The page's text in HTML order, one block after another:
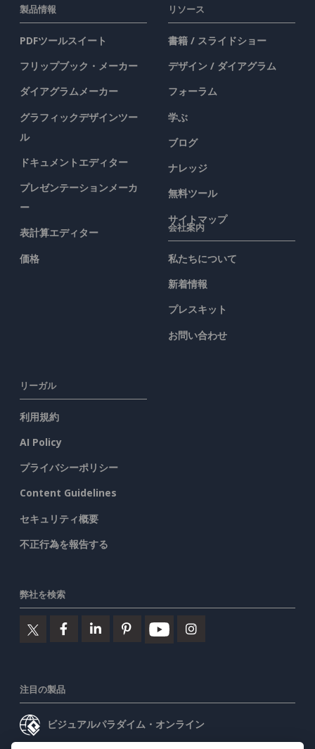
製品情報
PDFツールスイート
フリップブック・メーカー
ダイアグラムメーカー
グラフィックデザインツー
ル
ドキュメントエディター
プレゼンテーションメーカ
ー
表計算エディター
価格
リソース
書籍 / スライドショー
デザイン / ダイアグラム
フォーラム
学ぶ
ブログ
ナレッジ
無料ツール
サイトマップ
会社案内
私たちについて
新着情報
プレスキット
お問い合わせ
リーガル
利用規約
AI Policy
プライバシーポリシー
Content Guidelines
セキュリティ概要
不正行為を報告する
弊社を検索
注目の製品
ビジュアルパラダイム・オンライン